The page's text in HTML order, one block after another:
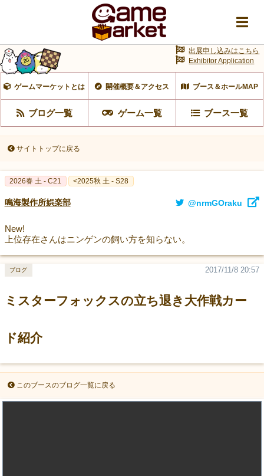
ゲームマーケットとは 開催概要＆アクセス ブース＆ホールMAP
ブログ一覧 ゲーム一覧 ブース一覧
出展申し込みはこちら
Exhibitor Application
サイトトップに戻る
2026春 土 - C21 <2025秋 土 - S28
鳴海製作所娯楽部 @nrmGOraku
New!
上位存在さんはニンゲンの飼い方を知らない。
ミスターフォックスの立ち退き大作戦カー
ド紹介
2017/11/8 20:57
ブログ
このブースのブログ一覧に戻る